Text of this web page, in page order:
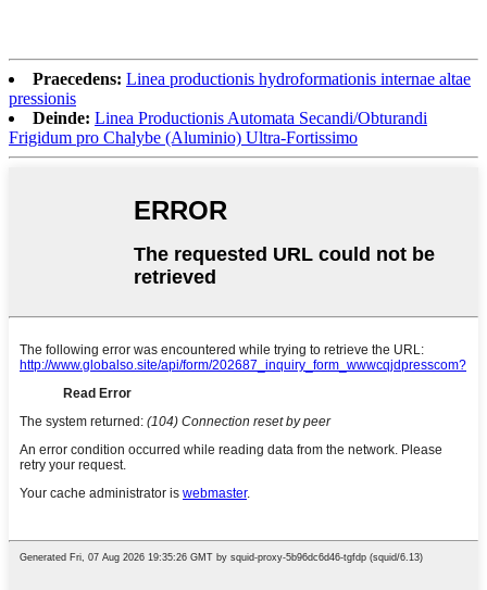
Praecedens: Linea productionis hydroformationis internae altae
pressionis
Deinde: Linea Productionis Automata Secandi/Obturandi
Frigidum pro Chalybe (Aluminio) Ultra-Fortissimo